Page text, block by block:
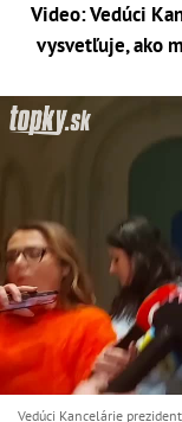
Video: Vedúci
vysvetľuje, ako
Vedúci Kancelárie